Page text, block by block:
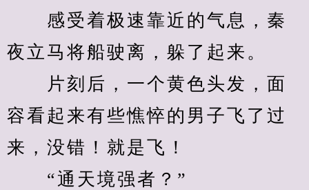
感受着极速靠近的气息，秦
夜立马将船驶离，躲了起来。
片刻后，一个黄色头发，面
容看起来有些憔悴的男子飞了过
来，没错！就是飞！
“通天境强者？”